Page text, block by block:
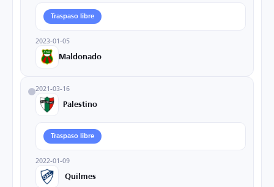
Traspaso libre
2023-01-05
Maldonado
2021-03-16
Palestino
Traspaso libre
2022-01-09
Quilmes